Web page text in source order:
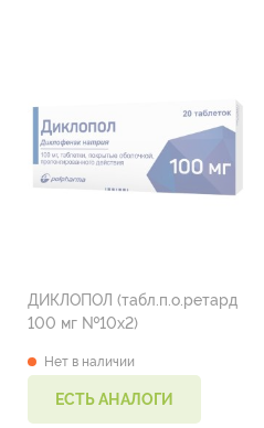
ДИКЛОПОЛ (табл.п.о.ретард
100 мг №10х2)
Нет в наличии
ЕСТЬ АНАЛОГИ